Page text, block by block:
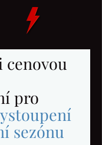
cenovou
pro
sezónu